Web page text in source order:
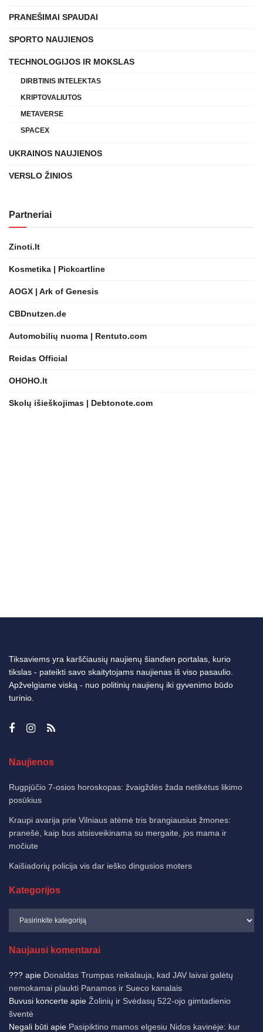
PRANEŠIMAI SPAUDAI
SPORTO NAUJIENOS
TECHNOLOGIJOS IR MOKSLAS
DIRBTINIS INTELEKTAS
KRIPTOVALIUTOS
METAVERSE
SPACEX
UKRAINOS NAUJIENOS
VERSLO ŽINIOS
Partneriai
Zinoti.lt
Kosmetika | Pickcartline
AOGX | Ark of Genesis
CBDnutzen.de
Automobilių nuoma | Rentuto.com
Reidas Official
OHOHO.lt
Skolų išieškojimas | Debtonote.com
Tiksaviems yra karščiausių naujienų šiandien portalas, kurio
tikslas - pateikti savo skaitytojams naujienas iš viso pasaulio.
Apžvelgiame viską - nuo politinių naujienų iki gyvenimo būdo
turinio.
Naujienos
Rugpjūčio 7-osios horoskopas: žvaigždės žada netikėtus likimo
posūkius
Kraupi avarija prie Vilniaus atėmė tris brangiausius žmones:
pranešė, kaip bus atsisveikinama su mergaite, jos mama ir
močiute
Kaišiadorių policija vis dar ieško dingusios moters
Kategorijos
Naujausi komentarai
??? apie Donaldas Trumpas reikalauja, kad JAV laivai galėtų
nemokamai plaukti Panamos ir Sueco kanalais
Buvusi koncerte apie Žolinių ir Svėdasų 522-ojo gimtadienio
šventė
Negali būti apie Pasipiktino mamos elgesiu Nidos kavinėje: kur